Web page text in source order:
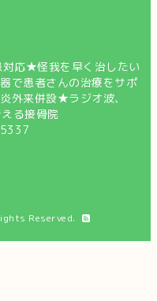
応★怪我を早く治したい
で患者さんの治療をサポ
外来併設★ラジオ波、
る接骨院
Reserved.